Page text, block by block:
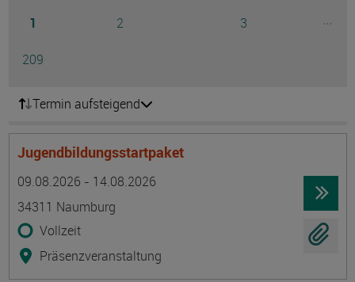
Seite
1 Seite
2 Seite
3
...
Seite
209
Termin aufsteigend
Jugendbildungsstartpaket
09.08.2026 - 14.08.2026
34311 Naumburg
Vollzeit
Präsenzveranstaltung